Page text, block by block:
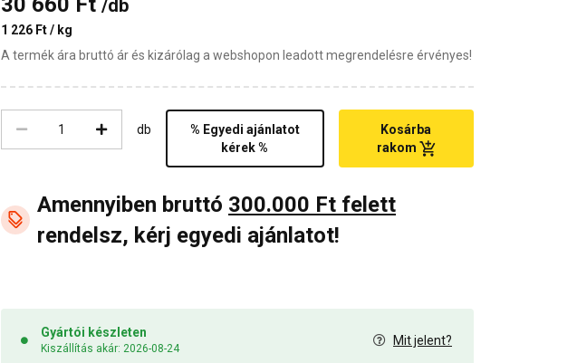
/db
1 226 Ft / kg
A termék ára bruttó ár és kizárólag a webshopon leadott megrendelésre érvényes!
db
% Egyedi ajánlatot
kérek %
Kosárba
rakom
Amennyiben bruttó 300.000 Ft felett
rendelsz, kérj egyedi ajánlatot!
Gyártói készleten
Kiszállítás akár: 2026-08-24
Mit jelent?